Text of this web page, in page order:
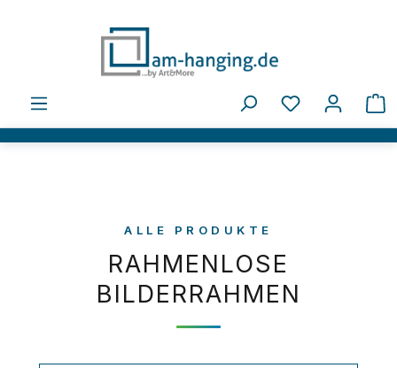
Du hast 0
ALLE PRODUKTE
RAHMENLOSE
BILDERRAHMEN